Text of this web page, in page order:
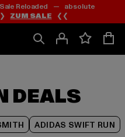
springen
springen
Reloaded — absolute
ZUM SALE ❮❮
DEALS
ADIDAS SWIFT RUN
springen